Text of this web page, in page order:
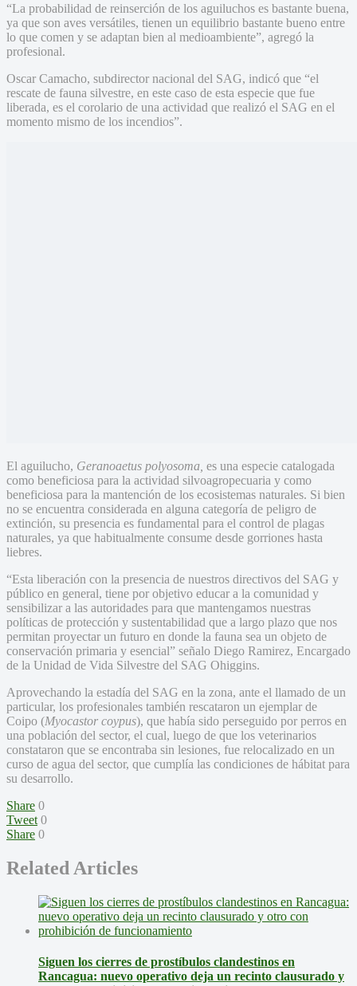
“La probabilidad de reinserción de los aguiluchos es bastante buena,
ya que son aves versátiles, tienen un equilibrio bastante bueno entre
lo que comen y se adaptan bien al medioambiente”, agregó la
profesional.
Oscar Camacho, subdirector nacional del SAG, indicó que “el
rescate de fauna silvestre, en este caso de esta especie que fue
liberada, es el corolario de una actividad que realizó el SAG en el
momento mismo de los incendios”.
constataron que se encontraba sin lesiones, fue relocalizado en un
curso de agua del sector, que cumplía las condiciones de hábitat para
su desarrollo.
Share 0
Tweet 0
Share 0
Related Articles
Siguen los cierres de prostíbulos clandestinos en
Rancagua: nuevo operativo deja un recinto clausurado y
otro con prohibición de funcionamiento
Jueves, Agosto 6, 2026
adopción llega en el Día del Niño
Jueves, Agosto 6, 2026
Rectora UOH presentó al Consejo Regional los avances
que consolidan a la Universidad Estatal tras sus primeros
11 años de vida
Jueves, Agosto 6, 2026